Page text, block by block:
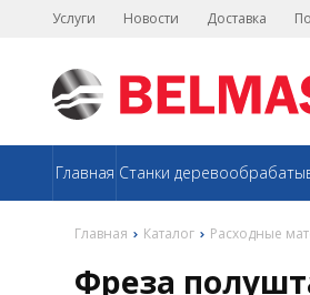
Услуги Новости Доставка
Главная Станки
Главная Каталог Расходные
Фреза